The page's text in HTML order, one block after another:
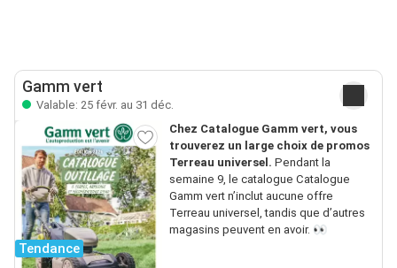
Gamm vert
Valable: 25 févr. au 31 déc.
Tendance
Chez Catalogue Gamm vert, vous
trouverez un large choix de promos
Terreau universel. Pendant la
semaine 9, le catalogue Catalogue
Gamm vert n’inclut aucune offre
Terreau universel, tandis que d’autres
magasins peuvent en avoir. 👀